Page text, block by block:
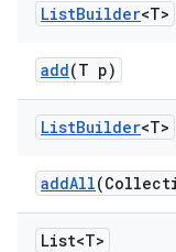
ListBuilder<T>
add(T p)
ListBuilder<T>
addAll
List<T>